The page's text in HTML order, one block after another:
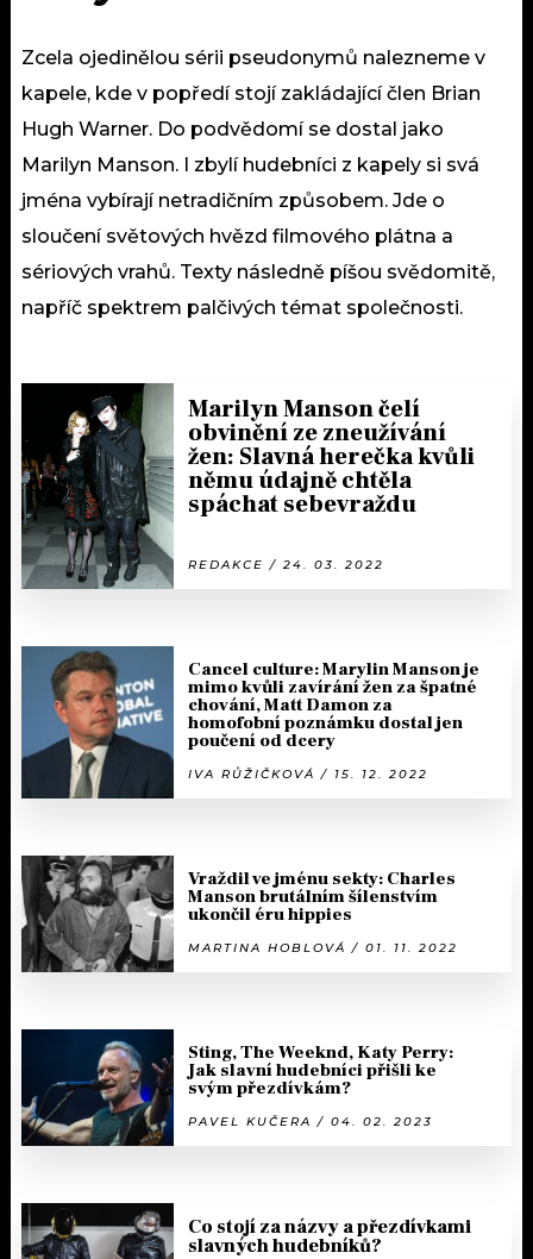
Zcela ojedinělou sérii pseudonymů nalezneme v
kapele, kde v popředí stojí zakládající člen Brian
Hugh Warner. Do podvědomí se dostal jako
Marilyn Manson. I zbylí hudebníci z kapely si svá
jména vybírají netradičním způsobem. Jde o
sloučení světových hvězd filmového plátna a
sériových vrahů. Texty následně píšou svědomitě,
napříč spektrem palčivých témat společnosti.
Marilyn Manson čelí
obvinění ze zneužívání
žen: Slavná herečka kvůli
němu údajně chtěla
spáchat sebevraždu
REDAKCE / 24. 03. 2022
Cancel culture: Marylin Manson je
mimo kvůli zavírání žen za špatné
chování, Matt Damon za
homofobní poznámku dostal jen
poučení od dcery
IVA RŮŽIČKOVÁ / 15. 12. 2022
Vraždil ve jménu sekty: Charles
Manson brutálním šílenstvím
ukončil éru hippies
MARTINA HOBLOVÁ / 01. 11. 2022
Sting, The Weeknd, Katy Perry:
Jak slavní hudebníci přišli ke
svým přezdívkám?
PAVEL KUČERA / 04. 02. 2023
Co stojí za názvy a přezdívkami
slavných hudebníků?